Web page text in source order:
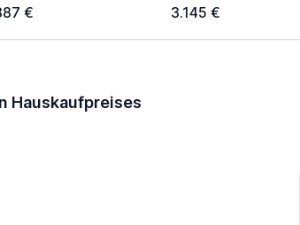
€ 3.145 €
Hauskaufpreises